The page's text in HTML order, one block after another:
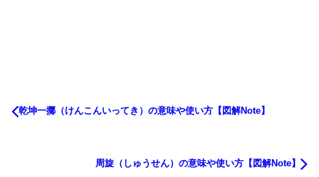
乾坤一擲（けんこんいってき）の意味や使い方【図解Note】
周旋（しゅうせん）の意味や使い方【図解Note】